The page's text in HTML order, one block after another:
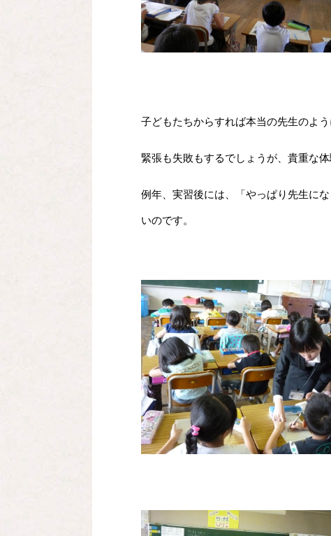
子どもたちからすれば本当の先生のよ
緊張も失敗もするでしょうが、貴重な
例年、実習後には、「やっぱり先生に
いのです。